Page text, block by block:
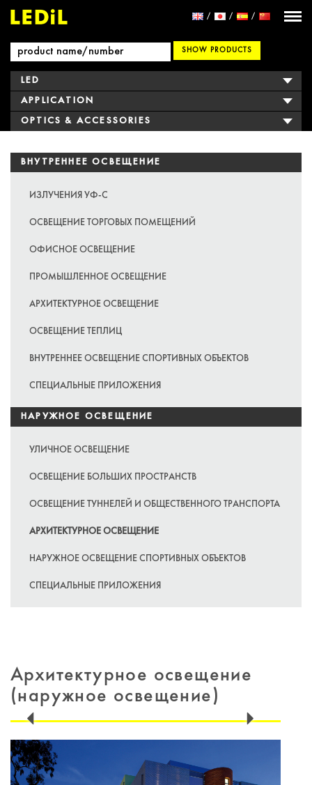
SHOW PRODUCTS
LED
APPLICATION
OPTICS & ACCESSORIES
ВНУТРЕННЕЕ ОСВЕЩЕНИЕ
ИЗЛУЧЕНИЯ УФ-С
ОСВЕЩЕНИЕ ТОРГОВЫХ ПОМЕЩЕНИЙ
ОФИСНОЕ ОСВЕЩЕНИЕ
ПРОМЫШЛЕННОЕ ОСВЕЩЕНИЕ
АРХИТЕКТУРНОЕ ОСВЕЩЕНИЕ
ОСВЕЩЕНИЕ ТЕПЛИЦ
ВНУТРЕННЕЕ ОСВЕЩЕНИЕ СПОРТИВНЫХ ОБЪЕКТОВ
СПЕЦИАЛЬНЫЕ ПРИЛОЖЕНИЯ
НАРУЖНОЕ ОСВЕЩЕНИЕ
УЛИЧНОЕ ОСВЕЩЕНИЕ
ОСВЕЩЕНИЕ БОЛЬШИХ ПРОСТРАНСТВ
ОСВЕЩЕНИЕ ТУННЕЛЕЙ И ОБЩЕСТВЕННОГО ТРАНСПОРТА
АРХИТЕКТУРНОЕ ОСВЕЩЕНИЕ
НАРУЖНОЕ ОСВЕЩЕНИЕ СПОРТИВНЫХ ОБЪЕКТОВ
СПЕЦИАЛЬНЫЕ ПРИЛОЖЕНИЯ
Архитектурное освещение
(наружное освещение)